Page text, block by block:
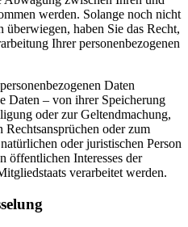
werden. Solange noch nicht
überwiegen, haben Sie das Recht,
Ihrer personenbezogenen
Daten
Daten – von ihrer Speicherung
oder zur Geltendmachung,
oder zum
oder juristischen Person
öffentlichen Interesses der
verarbeitet werden.